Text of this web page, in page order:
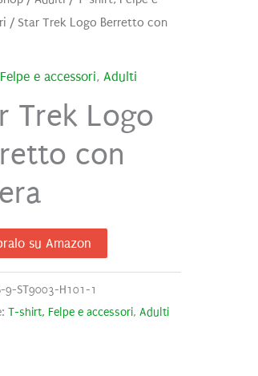
/ Star Trek Logo Berretto con
e accessori, Adulti
Trek Logo
con
su Amazon
9-ST9003-H101-1
T-shirt, Felpe e accessori, Adulti